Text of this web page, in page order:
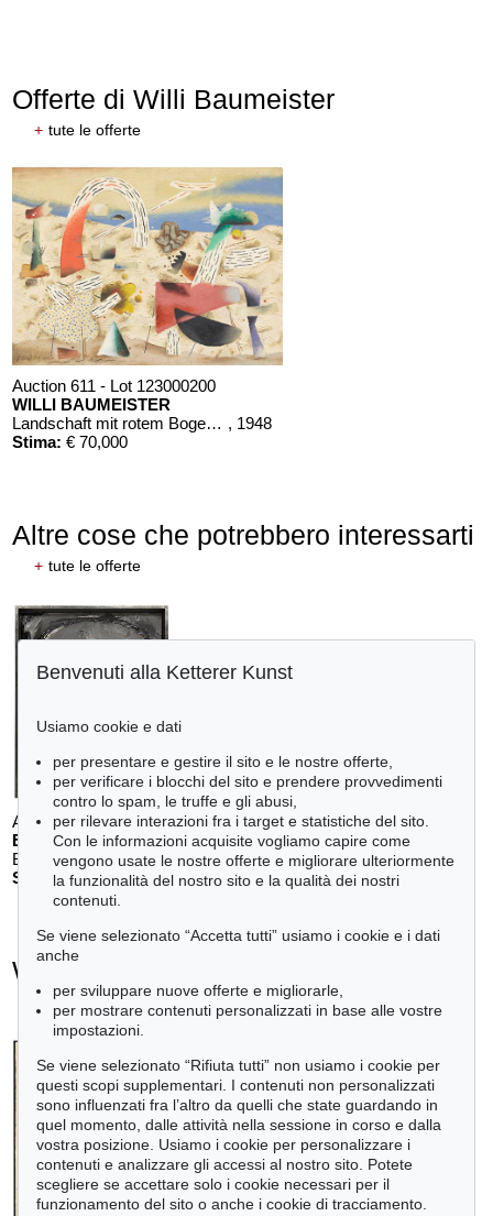
Offerte di Willi Baumeister
+ tute le offerte
Auction 611 - Lot 123000200
WILLI BAUMEISTER
Landschaft mit rotem Bogen (Sommerfest) , 1948
Stima: € 70,000
Altre cose che potrebbero interessarti
+ tute le offerte
Auction 611 - Lot 125001019
E. SCHUMACHER
Bleibild B-3/1970, 1970
Stima:€ 60,000
Willi Baumeister - Ogetti venduti
tute le offerte
Benvenuti alla Ketterer Kunst
Usiamo cookie e dati
per presentare e gestire il sito e le nostre offerte,
per verificare i blocchi del sito e prendere provvedimenti
contro lo spam, le truffe e gli abusi,
per rilevare interazioni fra i target e statistiche del sito.
Con le informazioni acquisite vogliamo capire come
vengono usate le nostre offerte e migliorare ulteriormente
la funzionalità del nostro sito e la qualità dei nostri
contenuti.
Se viene selezionato “Accetta tutti” usiamo i cookie e i dati
anche
per sviluppare nuove offerte e migliorarle,
per mostrare contenuti personalizzati in base alle vostre
impostazioni.
Se viene selezionato “Rifiuta tutti” non usiamo i cookie per
questi scopi supplementari. I contenuti non personalizzati
sono influenzati fra l’altro da quelli che state guardando in
quel momento, dalle attività nella sessione in corso e dalla
vostra posizione. Usiamo i cookie per personalizzare i
contenuti e analizzare gli accessi al nostro sito. Potete
scegliere se accettare solo i cookie necessari per il
funzionamento del sito o anche i cookie di tracciamento.